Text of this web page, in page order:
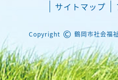
サイトマップ
Copyright © 鶴岡市社会福